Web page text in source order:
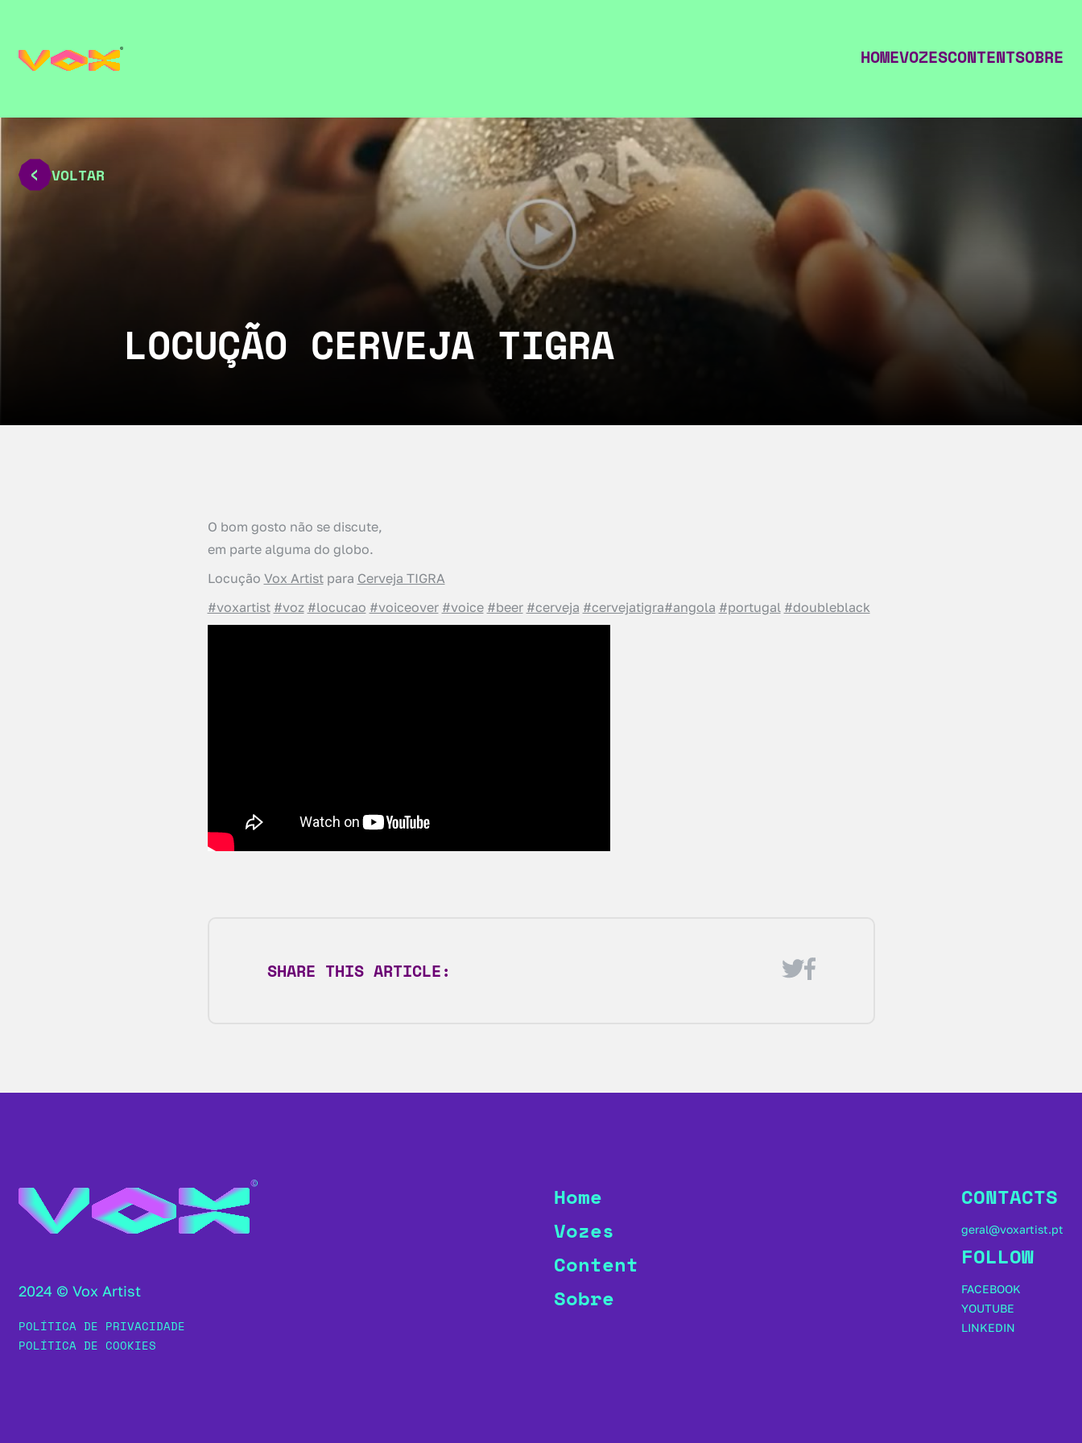
HOMEVOZESCONTENTSOBRE
VOLTAR
LOCUÇÃO CERVEJA TIGRA
O bom gosto não se discute,
em parte alguma do globo.
Locução Vox Artistpara Cerveja TIGRA
#voxartist #voz #locucao #voiceover #voice #beer #cerveja #cervejatigra#angola #portugal #doubleblack
SHARE THIS ARTICLE:
2024 © Vox Artist
POLÍTICA DE PRIVACIDADE
POLÍTICA DE COOKIES
Home
Vozes
Content
Sobre
CONTACTS
geral@voxartist.pt
FOLLOW
FACEBOOK
YOUTUBE
LINKEDIN